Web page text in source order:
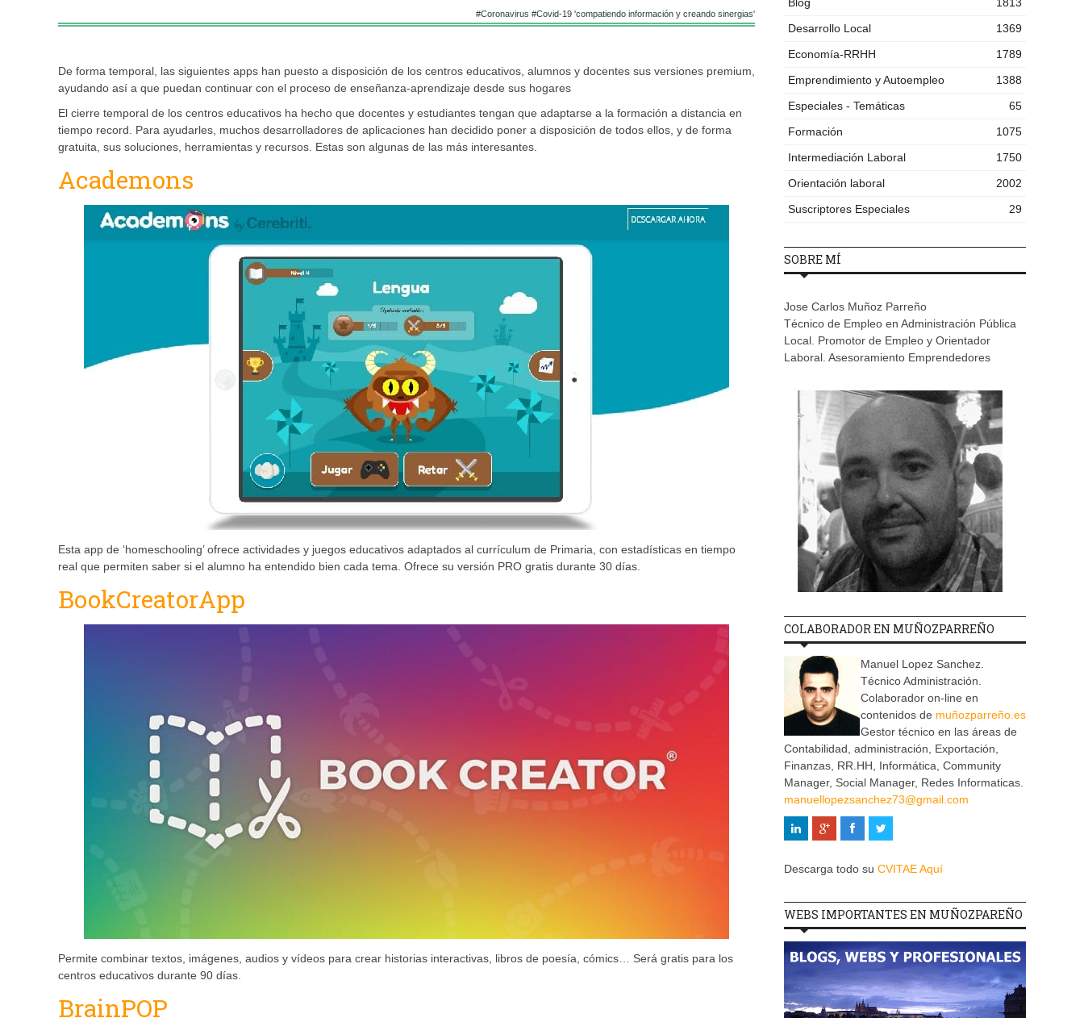
#Coronavirus #Covid-19 'compatiendo información y creando sinergias'
De forma temporal, las siguientes apps han puesto a disposición de los centros educativos, alumnos y docentes sus versiones premium,
ayudando así a que puedan continuar con el proceso de enseñanza-aprendizaje desde sus hogares
El cierre temporal de los centros educativos ha hecho que docentes y estudiantes tengan que adaptarse a la formación a distancia en
tiempo record. Para ayudarles, muchos desarrolladores de aplicaciones han decidido poner a disposición de todos ellos, y de forma
gratuita, sus soluciones, herramientas y recursos. Estas son algunas de las más interesantes.
Academons
Esta app de ‘homeschooling’ ofrece actividades y juegos educativos adaptados al currículum de Primaria, con estadísticas en tiempo
real que permiten saber si el alumno ha entendido bien cada tema. Ofrece su versión PRO gratis durante 30 días.
BookCreatorApp
Permite combinar textos, imágenes, audios y vídeos para crear historias interactivas, libros de poesía, cómics… Será gratis para los
centros educativos durante 90 días.
BrainPOP
Blog
1813
Desarrollo Local
1369
Economía-RRHH
1789
Emprendimiento y Autoempleo
1388
Especiales - Temáticas
65
Formación
1075
Intermediación Laboral
1750
Orientación laboral
2002
Suscriptores Especiales
29
SOBRE MÍ
Jose Carlos Muñoz Parreño
Técnico de Empleo en Administración Pública
Local. Promotor de Empleo y Orientador
Laboral. Asesoramiento Emprendedores
COLABORADOR EN MUÑOZPARREÑO
Manuel Lopez Sanchez.
Técnico Administración.
Colaborador on-line en
contenidos de muñozparreño.es
Gestor técnico en las áreas de
Contabilidad, administración, Exportación,
Finanzas, RR.HH, Informática, Community
Manager, Social Manager, Redes Informaticas.
manuellopezsanchez73@gmail.com
Descarga todo su CVITAE Aquí
WEBS IMPORTANTES EN MUÑOZPAREÑO